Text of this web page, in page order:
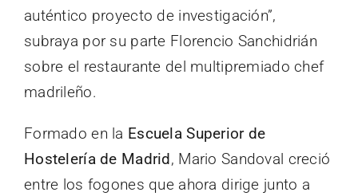
auténtico proyecto de investigación”,
subraya por su parte Florencio Sanchidrián
sobre el restaurante del multipremiado chef
madrileño.
Formado en la Escuela Superior de
Hostelería de Madrid, Mario Sandoval creció
entre los fogones que ahora dirige junto a